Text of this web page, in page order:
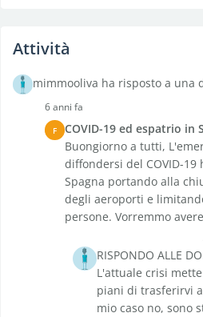
Attività
mimmooliva ha risposto a una
6 anni fa
F COVID-19 ed espatrio in
Buongiorno a tutti,
diffondersi del COVID-19
Spagna portando alla
degli aeroporti e
persone. Vorremmo
RISPONDO ALLE
L'attuale crisi
piani di trasferirvi
mio caso no, sono